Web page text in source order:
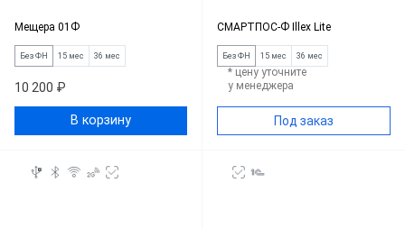
Мещера 01Ф
Без ФН 15 мес 36 мес
10 200 ₽
В корзину
СМАРТПОС-Ф Illex Lite
Без ФН 15 мес 36 мес
* цену уточните
у менеджера
Под заказ